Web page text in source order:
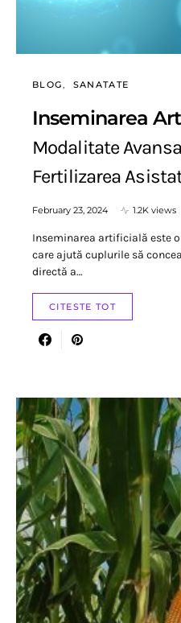
BLOG SANATATE
Inseminarea
Modalitate
Fertilizarea
February 23, 2024 1.2K views
Inseminarea artificială este
care ajută cuplurile să
directă a…
CITESTE TOT